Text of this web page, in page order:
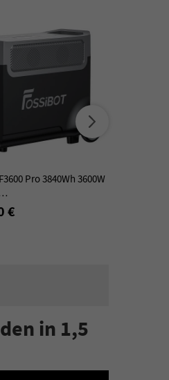
Pro 3840Wh 3600W
batterij,
uitbreidbaar tot
€
in 1,5